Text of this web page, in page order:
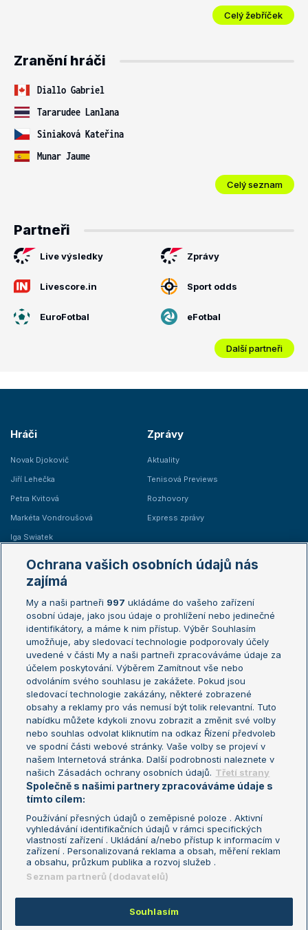
Celý žebříček
Zranění hráči
Diallo Gabriel
Tararudee Lanlana
Siniaková Kateřina
Munar Jaume
Celý seznam
Partneři
Live výsledky Zprávy
Livescore.in Sport odds
EuroFotbal eFotbal
Další partneři
Hráči
Novak Djokovič
Jiří Lehečka
Petra Kvitová
Markéta Vondroušová
Iga Swiatek
Zprávy
Aktuality
Tenisová Previews
Rozhovory
Express zprávy
Žebříčky
Žebříček ATP (muži)
Žebříček WTA (ženy)
Sázkařský žebříček
Australian Open
French Open
Wimbledon
US Open
Turnaj mistrů
Turnaj mistryň
Aktualní trendy
Fotbalové přestupy
Livesport Daily
LS Prague Open
Podmínky užití
Nastavení soukromí
GDPR a žurnalistika
Reklama
Kontakt
Informace o zpracování osobních
údajů
Copyright © 2008-2026 TenisPortal.cz. Využíváme zpravodajství ČTK.
Ochrana vašich osobních údajů nás
zajímá
My a naši partneři 997 ukládáme do vašeho zařízení
osobní údaje, jako jsou údaje o prohlížení nebo jedinečné
identifikátory, a máme k nim přístup. Výběr Souhlasím
umožňuje, aby sledovací technologie podporovaly účely
uvedené v části My a naši partneři zpracováváme údaje za
účelem poskytování. Výběrem Zamítnout vše nebo
odvoláním svého souhlasu je zakážete. Pokud jsou
sledovací technologie zakázány, některé zobrazené
obsahy a reklamy pro vás nemusí být tolik relevantní. Tuto
nabídku můžete kdykoli znovu zobrazit a změnit své volby
nebo souhlas odvolat kliknutím na odkaz Řízení předvoleb
ve spodní části webové stránky. Vaše volby se projeví v
našem Internetová stránka. Další podrobnosti naleznete v
našich Zásadách ochrany osobních údajů. Třetí strany
Společně s našimi partnery zpracováváme údaje s
tímto cílem:
Používání přesných údajů o zeměpisné poloze . Aktivní
vyhledávání identifikačních údajů v rámci specifických
vlastností zařízení . Ukládání a/nebo přístup k informacím v
zařízení . Personalizovaná reklama a obsah, měření reklam
a obsahu, průzkum publika a rozvoj služeb .
Seznam partnerů (dodavatelů)
Souhlasím